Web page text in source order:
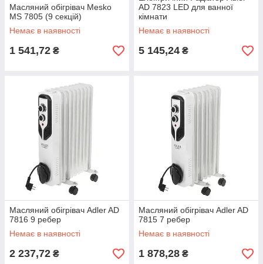
Масляний обігрівач Mesko
MS 7805 (9 секцій)
Немає в наявності
1 541,72 ₴
AD 7823 LED для ванної
кімнати
Немає в наявності
5 145,24 ₴
Масляний обігрівач Adler AD
7816 9 ребер
Немає в наявності
2 237,72 ₴
Масляний обігрівач Adler AD
7815 7 ребер
Немає в наявності
1 878,28 ₴